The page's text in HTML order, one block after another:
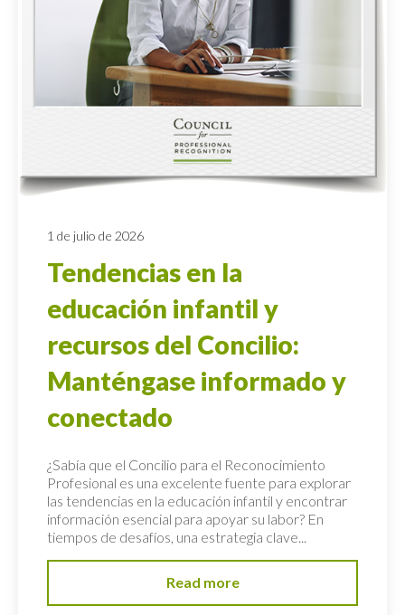
1 de julio de 2026
Tendencias en la
educación infantil y
recursos del Concilio:
Manténgase informado y
conectado
¿Sabía que el Concilio para el Reconocimiento
Profesional es una excelente fuente para explorar
las tendencias en la educación infantil y encontrar
información esencial para apoyar su labor? En
tiempos de desafíos, una estrategia clave...
Read more